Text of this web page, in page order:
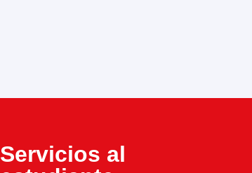
Servicios al